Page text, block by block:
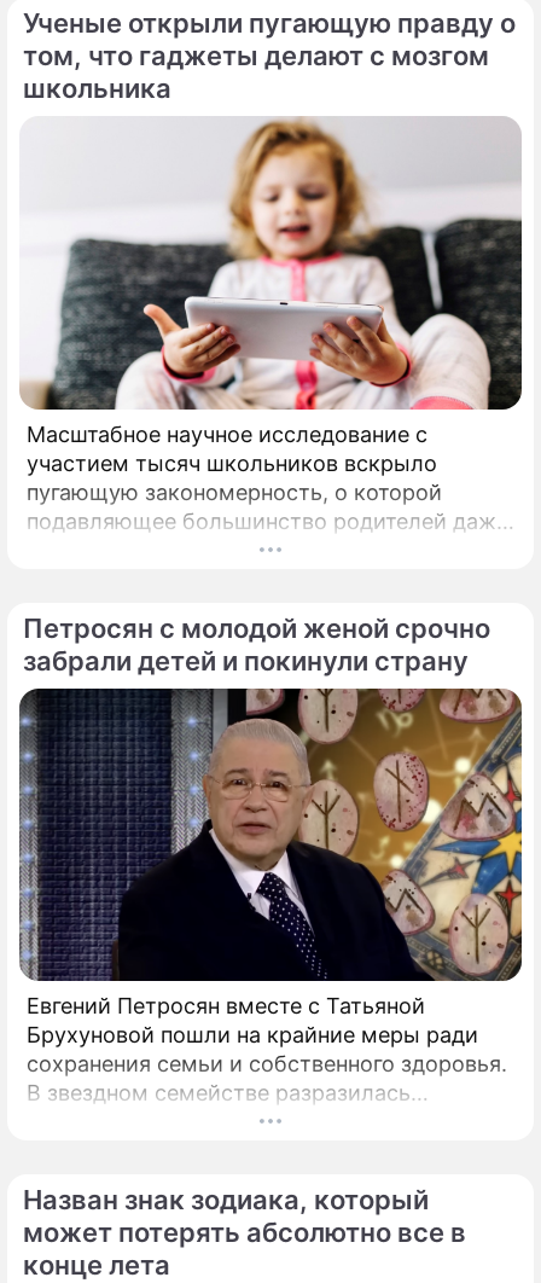
Ученые открыли пугающую правду о
том, что гаджеты делают с мозгом
школьника
Масштабное научное исследование с
участием тысяч школьников вскрыло
пугающую закономерность, о которой
подавляющее большинство родителей даже
не догадывалось. Привычка дарить ребенку
подростковом возрасте обворачивается
скрытым провалом в учебе.
Петросян с молодой женой срочно
забрали детей и покинули страну
Евгений Петросян вместе с Татьяной
Брухуновой пошли на крайние меры ради
сохранения семьи и собственного здоровья.
В звездном семействе разразилась
настоящая тихая драма, которая вынудила
Назван знак зодиака, который
может потерять абсолютно все в
конце лета